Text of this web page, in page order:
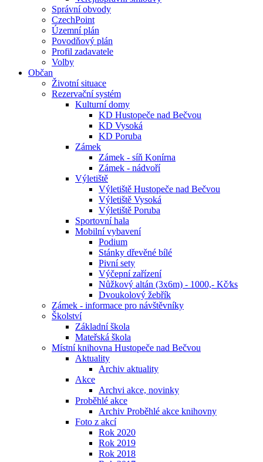
Správní obvody
CzechPoint
Územní plán
Povodňový plán
Profil zadavatele
Volby
Občan
Životní situace
Rezervační systém
Kulturní domy
KD Hustopeče nad Bečvou
KD Vysoká
KD Poruba
Zámek
Zámek - síň Konírna
Zámek - nádvoří
Výletiště
Výletiště Hustopeče nad Bečvou
Výletiště Vysoká
Výletiště Poruba
Sportovní hala
Mobilní vybavení
Podium
Stánky dřevěné bílé
Pivní sety
Výčepní zařízení
Nůžkový altán (3x6m) - 1000,- Kč⁄ks
Dvoukolový žebřík
Zámek - informace pro návštěvníky
Školství
Základní škola
Mateřská škola
Místní knihovna Hustopeče nad Bečvou
Aktuality
Archiv aktuality
Akce
Archvi akce, novinky
Proběhlé akce
Archiv Proběhlé akce knihovny
Foto z akcí
Rok 2020
Rok 2019
Rok 2018